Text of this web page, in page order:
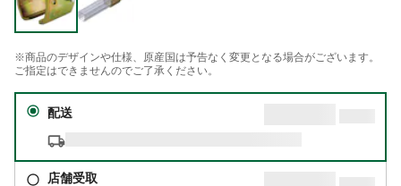
※商品のデザインや仕様、原産国は予告なく変更となる場合がございます。
ご指定はできませんのでご了承ください。
配送
店舗受取